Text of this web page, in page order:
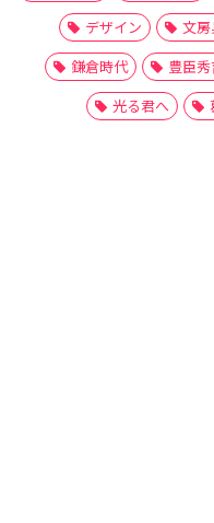
デザイン
文
鎌倉時代
豊臣
光る君へ